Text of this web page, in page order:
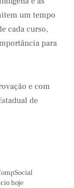
um tempo
cada curso,
para
e com
de
hoje